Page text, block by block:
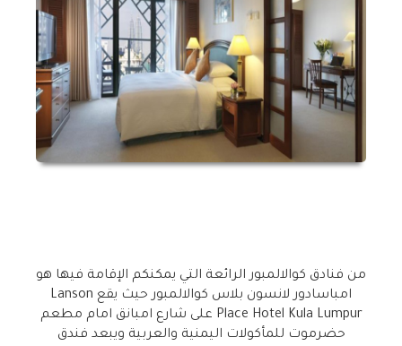
من فنادق كوالالمبور الرائعة التي يمكنكم الإقامة فيها هو
امباسادور لانسون بلاس كوالالمبور حيث يقع Lanson
Place Hotel Kula Lumpur على شارع امبانق امام مطعم
حضرموت للمأكولات اليمنية والعربية ويبعد فندق